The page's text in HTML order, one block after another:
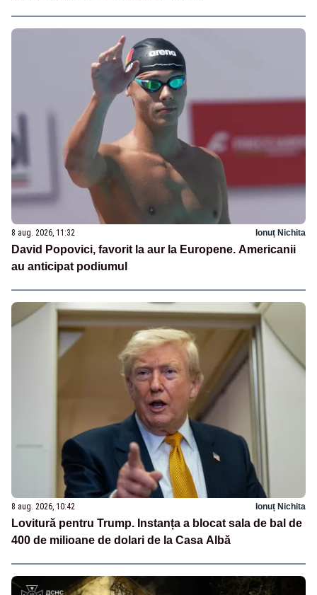
8 aug. 2026, 11:32 Ionuț Nichita
David Popovici, favorit la aur la Europene. Americanii
au anticipat podiumul
8 aug. 2026, 10:42 Ionuț Nichita
Lovitură pentru Trump. Instanța a blocat sala de bal de
400 de milioane de dolari de la Casa Albă